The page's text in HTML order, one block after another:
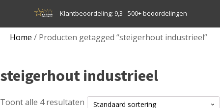
Klantbeoordeling: 9,3 - 500+ beoordelingen
Home / Producten getagged “steigerhout industrieel”
steigerhout industrieel
Toont alle 4 resultaten